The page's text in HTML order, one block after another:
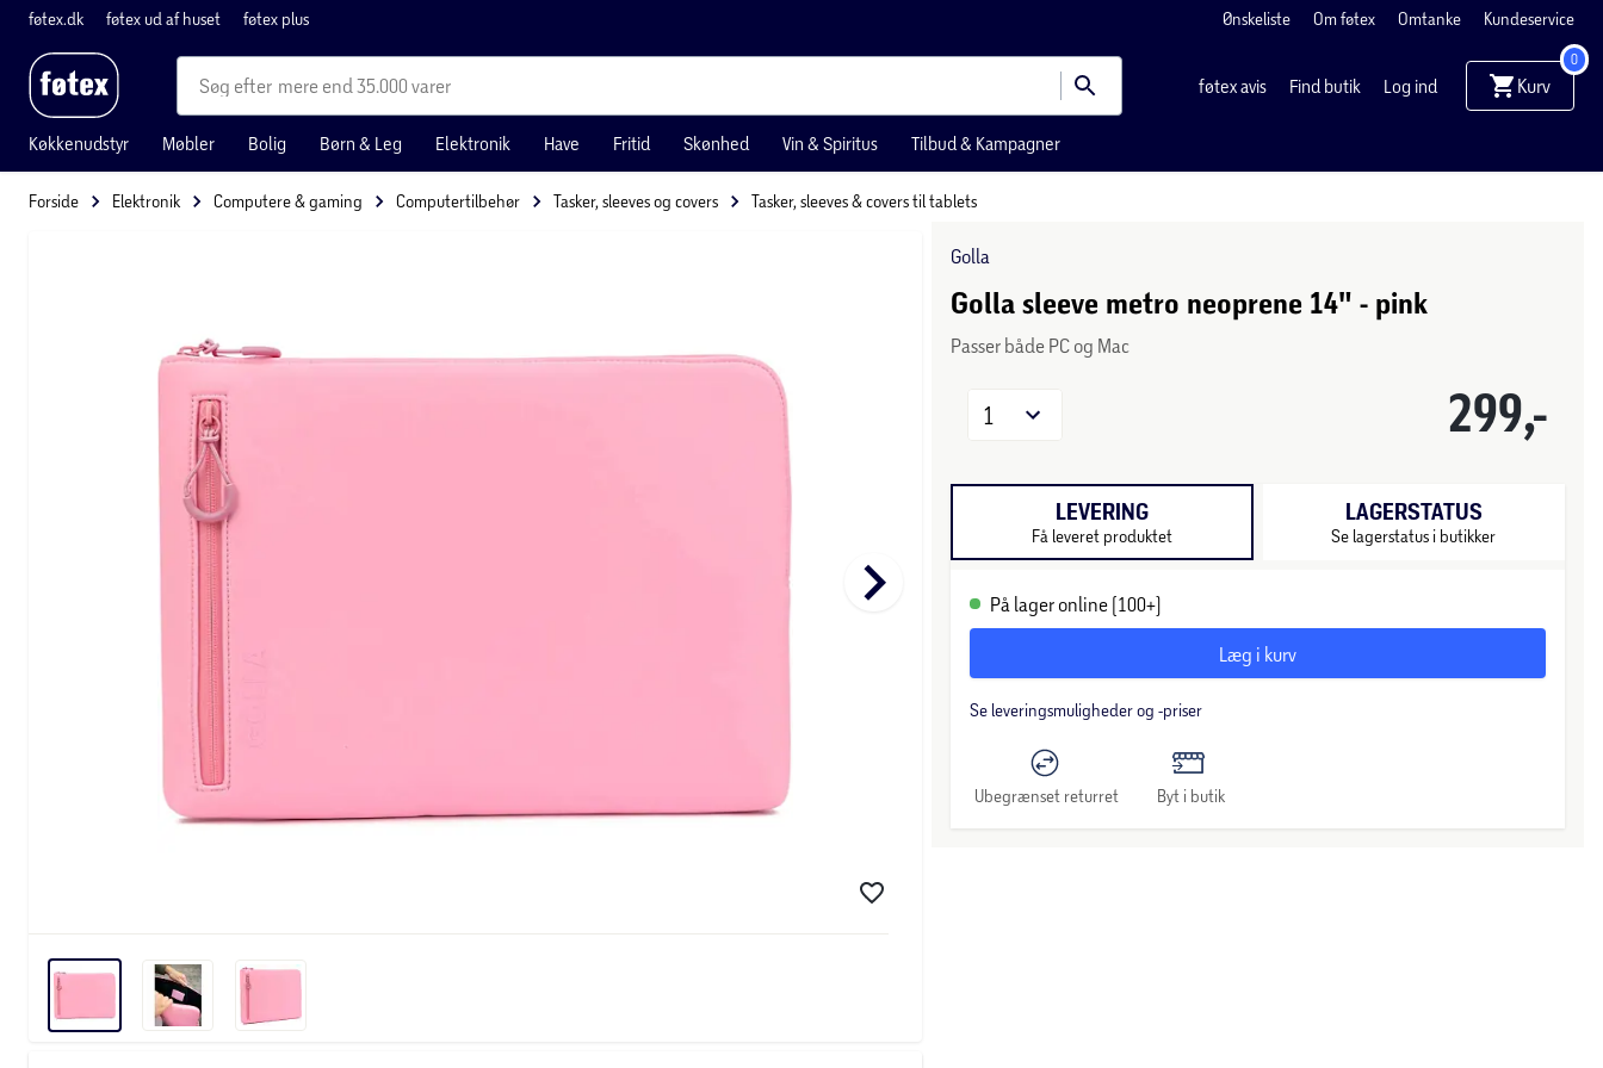
føtex.dk føtex ud af huset føtex plus Ønskeliste Om føtex Omtanke Kundeservice
mere end 35.000 varer føtex avis Find butik Log ind Kurv
0
Køkkenudstyr Møbler Bolig Børn & Leg Elektronik Have Fritid Skønhed Vin & Spiritus Tilbud & Kampagner
Forside Elektronik Computere & gaming Computertilbehør Tasker, sleeves og covers Tasker, sleeves & covers til tablets
keyboard_arrow_right
Golla
Golla sleeve metro neoprene 14" - pink
Passer både PC og Mac
299,-
1
LEVERING
Få leveret produktet
LAGERSTATUS
Se lagerstatus i butikker
På lager online (100+)
Læg i kurv
Se leveringsmuligheder og -priser
Ubegrænset returret Byt i butik